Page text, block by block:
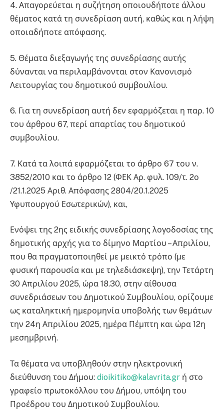
4. Απαγορεύεται η συζήτηση οποιουδήποτε άλλου
θέματος κατά τη συνεδρίαση αυτή, καθώς και η λήψη
οποιαδήποτε απόφασης.
5. Θέματα διεξαγωγής της συνεδρίασης αυτής
δύνανται να περιλαμβάνονται στον Κανονισμό
Λειτουργίας του δημοτικού συμβουλίου.
6. Για τη συνεδρίαση αυτή δεν εφαρμόζεται η παρ. 10
του άρθρου 67, περί απαρτίας του δημοτικού
συμβουλίου.
7. Κατά τα λοιπά εφαρμόζεται το άρθρο 67 του ν.
3852/2010 και το άρθρο 12 (ΦΕΚ Αρ. φυλ. 109/τ. 2ο
/21.1.2025 Αριθ. Απόφασης 2804/20.1.2025
Υφυπουργού Εσωτερικών), και,
Ενόψει της 2ης ειδικής συνεδρίασης λογοδοσίας της
δημοτικής αρχής για το δίμηνο Μαρτίου – Απριλίου,
που θα πραγματοποιηθεί με μεικτό τρόπο (με
φυσική παρουσία και με τηλεδιάσκεψη), την Τετάρτη
30 Απριλίου 2025, ώρα 18.30, στην αίθουσα
συνεδριάσεων του Δημοτικού Συμβουλίου, ορίζουμε
ως καταληκτική ημερομηνία υποβολής των θεμάτων
την 24η Απριλίου 2025, ημέρα Πέμπτη και ώρα 12η
μεσημβρινή.
Τα θέματα να υποβληθούν στην ηλεκτρονική
διεύθυνση του Δήμου: dioikitiko@kalavrita.gr ή στο
γραφείο πρωτοκόλλου του Δήμου, υπόψη του
Προέδρου του Δημοτικού Συμβουλίου.